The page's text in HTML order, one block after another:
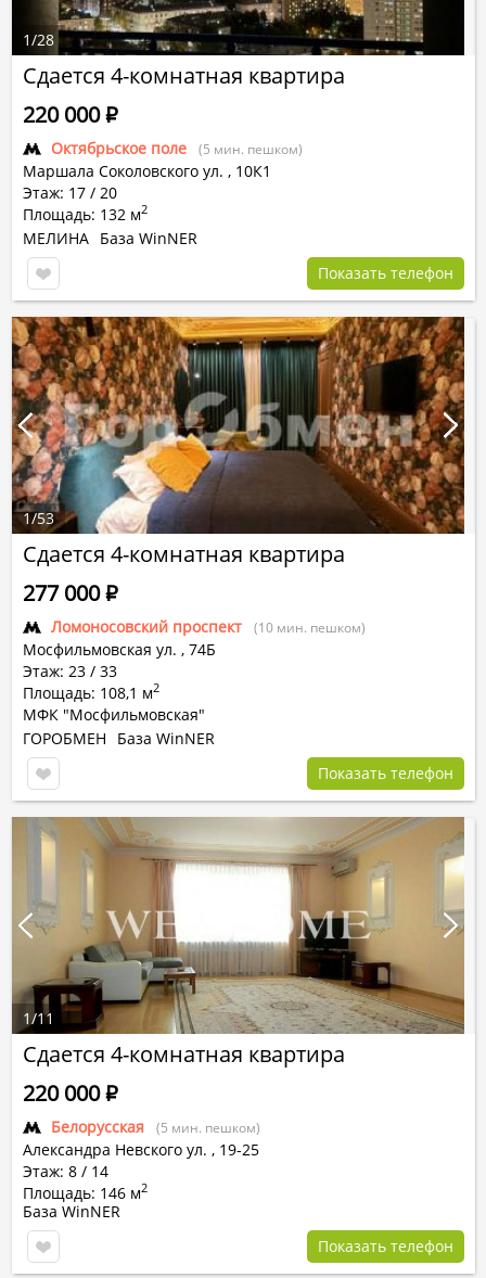
Сдается 4-комнатная квартира
Октябрьское поле (5 мин. пешком)
Маршала Соколовского ул. , 10К1
Этаж: 17 / 20
Площадь: 132 м2
220 000Р
МЕЛИНА База WinNER
Показать телефон
1/28
Сдается 4-комнатная квартира
Ломоносовский проспект (10 мин. пешком)
Мосфильмовская ул. , 74Б
Этаж: 23 / 33
Площадь: 108,1 м2
МФК "Мосфильмовская"
277 000Р
ГОРОБМЕН
База WinNER
Показать телефон
1/53
Сдается 4-комнатная квартира
Белорусская (5 мин. пешком)
Александра Невского ул. , 19-25
Этаж: 8 / 14
Площадь: 146 м2
220 000Р
База WinNER
Показать телефон
1/11